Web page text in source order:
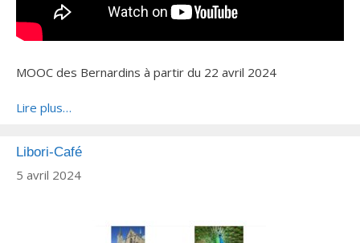
MOOC des Bernardins à partir du 22 avril 2024
Lire plus…
Libori-Café
5 avril 2024